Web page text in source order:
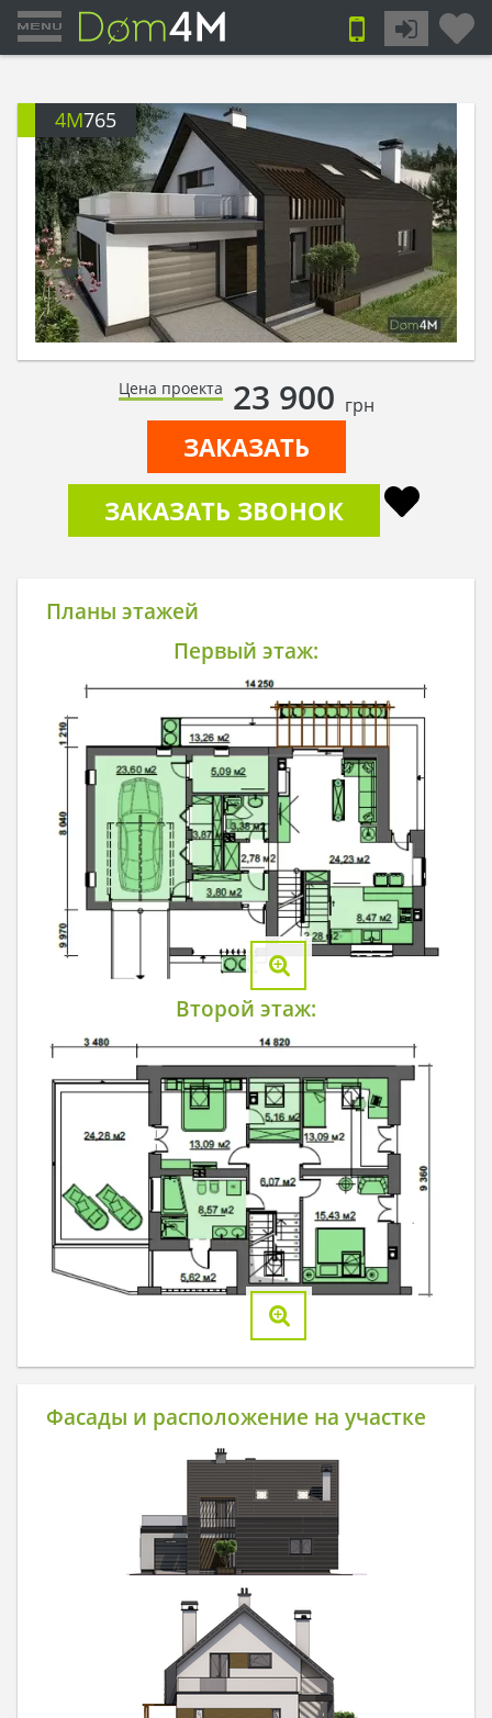
4M765
Цена проекта 23 900 грн
ЗАКАЗАТЬ
ЗАКАЗАТЬ ЗВОНОК
Планы этажей
Первый этаж:
Второй этаж:
Фасады и расположение на участке